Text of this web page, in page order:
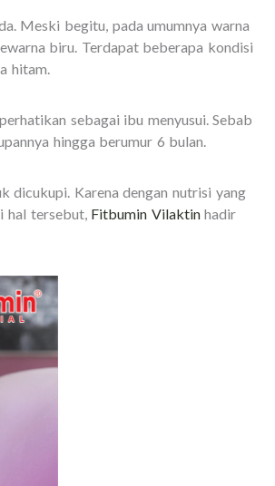
Meski begitu, pada umumnya warna
biru. Terdapat beberapa kondisi
hitam.
sebagai ibu menyusui. Sebab
hingga berumur 6 bulan.
dicukupi. Karena dengan nutrisi yang
hal tersebut, Fitbumin Vilaktinhadir